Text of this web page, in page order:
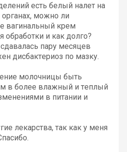
есть белый налет на
можно ли
вагинальный крем
обработки и как долго?
пару месяцев
дисбактериоз по мазку.
молочницы быть
в более влажный и теплый
в питании и
лекарства, так как у меня